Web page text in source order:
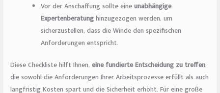
Vor der Anschaffung sollte eineunabhängige
Expertenberatunghinzugezogen werden, um
sicherzustellen, dass die Winde den spezifischen
Anforderungen entspricht.
Diese Checkliste hilft Ihnen,eine fundierte Entscheidung zu treffen,
die sowohl die Anforderungen Ihrer Arbeitsprozesse erfüllt als auch
langfristig Kosten spart und die Sicherheit erhöht. Für eine große